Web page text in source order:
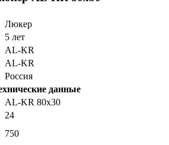
Люкер
5 лет
AL-KR
AL-KR
Россия
данные
AL-KR 80x30
24
750